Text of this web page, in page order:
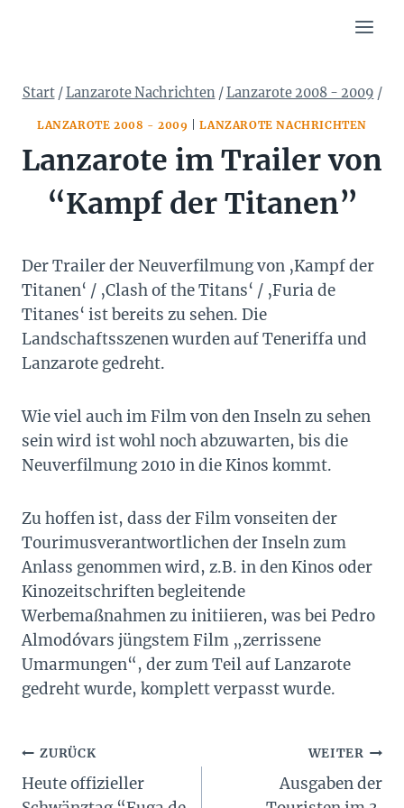
Start /Lanzarote Nachrichten /Lanzarote 2008 - 2009 /
LANZAROTE 2008 - 2009 |LANZAROTE NACHRICHTEN
Lanzarote im Trailer von
“Kampf der Titanen”
Der Trailer der Neuverfilmung von ‚Kampf der
Titanen‘ / ‚Clash of the Titans‘ / ‚Furia de
Titanes‘ ist bereits zu sehen. Die
Landschaftsszenen wurden auf Teneriffa und
Lanzarote gedreht.
Wie viel auch im Film von den Inseln zu sehen
sein wird ist wohl noch abzuwarten, bis die
Neuverfilmung 2010 in die Kinos kommt.
Zu hoffen ist, dass der Film vonseiten der
Tourimusverantwortlichen der Inseln zum
Anlass genommen wird, z.B. in den Kinos oder
Kinozeitschriften begleitende
Werbemaßnahmen zu initiieren, was bei Pedro
Almodóvars jüngstem Film „zerrissene
Umarmungen“, der zum Teil auf Lanzarote
gedreht wurde, komplett verpasst wurde.
Beitragsnavigation
ZURÜCK
Heute offizieller
WEITER
Ausgaben der